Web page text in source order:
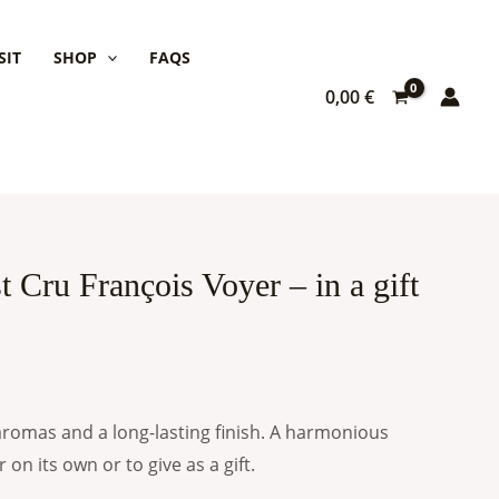
SHOP FAQS
0,00€
Cru François Voyer – in a gift
and a long-lasting finish. A harmonious
on its own or to give as a gift.